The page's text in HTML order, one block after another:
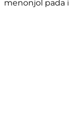
menonjol pada